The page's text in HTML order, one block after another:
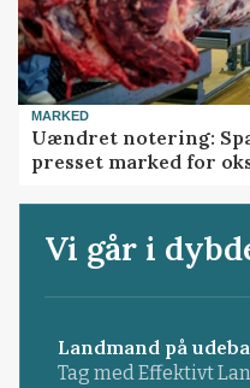
MARKED
Uændret notering:
presset marked for
Vi går i
Landmand på
Tag med Effektivt